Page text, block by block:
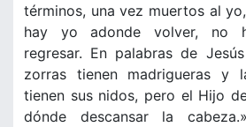
términos, una vez muertos al
hay yo adonde volver, no
regresar. En palabras de
zorras tienen madrigueras y
tienen sus nidos, pero el Hijo
dónde descansar la